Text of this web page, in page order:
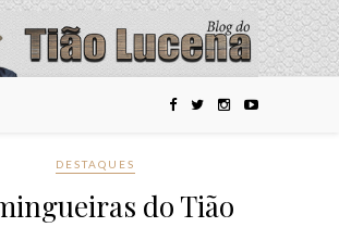
DESTAQUES
do Tião